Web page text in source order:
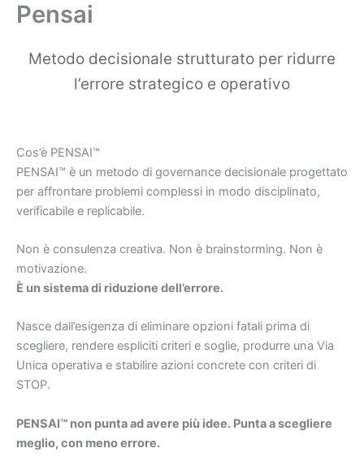
Pensai
Metodo decisionale strutturato per ridurre
l’errore strategico e operativo
Cos’è PENSAI™
PENSAI™ è un metodo di governance decisionale progettato
per affrontare problemi complessi in modo disciplinato,
verificabile e replicabile.
Non è consulenza creativa. Non è brainstorming. Non è
motivazione.
È un sistema di riduzione dell’errore.
Nasce dall’esigenza di eliminare opzioni fatali prima di
scegliere, rendere espliciti criteri e soglie, produrre una Via
Unica operativa e stabilire azioni concrete con criteri di
STOP.
PENSAI™ non punta ad avere più idee. Punta a scegliere
meglio, con meno errore.